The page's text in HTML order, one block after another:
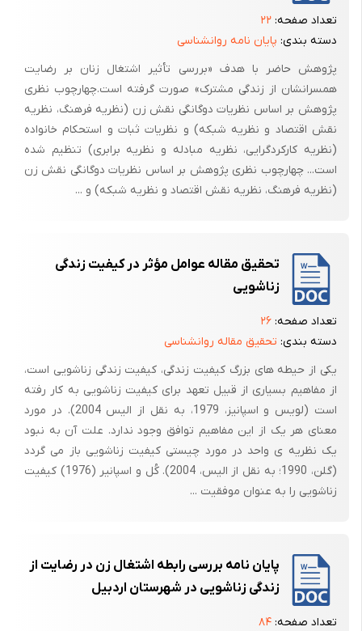
( اسلامی نسب ، 1373 )
بیان مسئله
خانواده با ازدواج دو نفر شروع می شود و به تدریج با تولد فرزندان گسترش
می یابد ؛ بنابراین ، اساس کارکردهای خانواده با نحوه ی سازگاری زوج ها شکل
می گیرد . سازگاری زوج ها نه تنها بر میزان رضایتمندی و احساس خوشبختی
برای رشد فرزندان به وجود می آید با توجه به اهمیت سازگاری زناشویی و
تعادل خانواده و جامعه بشر از دیر باز با این سؤال مواجه بوده است .
است عوامل مؤثر در سازگاری زناشویی است . زیرا این عوامل هر رفتاری را به
گونه ای دستخوش تغییر می کند . دانشمندان زیادی در این رابطه اندیشیده
زیستی خود ( مثل گرسنگی، تشنگی ، خستگی ، جنسی و غیره ) که عموماً ذاتی و
نا آموخته اند و مبنای وجود اشتراک انسان و حیوان نیز به شمار می روند ، نا
چار است یک رشته نیازهای اکتسابی را نیز که زاییده و حاصل زندگی دسته
جمعی است تأمین کند . این نیازهای اجتماعی انسان هستند که بر رفتار او
مسلط شده و بیشتر وقت و انرژی و فکر او را به خود مشغول می سازند . اگر
مسئله صرفاً سازگار شدن با نیازهای اولیه زیستی بود شاید روان شناسی
سازگاری به معنای خاص ، واجد ابعاد روانی – اجتماعی است و عبارت از توانایی
لذت بردن از روابط بین فردی ، پاداش برانگیز و کار کردن به گونه ای است که
هدفهای مشخص را ارضاء کند . در نتیجه فرآیند سازگاری تنش ناشی از جنبه
های تغییرپذیر زندگی کاهش یافته و شخص حالت تعادل می یابد .
تعداد صفحه: ۲۲
دسته بندی: پایان نامه روانشناسی
پژوهش حاضر با هدف «بررسی تأثیر اشتغال زنان بر رضایت
همسرانشان از زندگی مشترک» صورت گرفته است.چهارچوب نظری
پژوهش بر اساس نظریات دوگانگی نقش زن (نظریه فرهنگ، نظریه
نقش اقتصاد و نظریه شبکه) و نظریات ثبات و استحکام خانواده
(نظریه کارکردگرایی، نظریه مبادله و نظریه برابری) تنظیم شده
است... چهارچوب نظری پژوهش بر اساس نظریات دوگانگی نقش زن
(نظریه فرهنگ، نظریه نقش اقتصاد و نظریه شبکه) و ...
تحقیق مقاله عوامل مؤثر در کیفیت زندگی
زناشویی
تعداد صفحه: ۲۶
دسته بندی: تحقیق مقاله روانشناسی
یکی از حیطه های بزرگ کیفیت زندگی، کیفیت زندگی زناشویی است،
از مفاهیم بسیاری از قبیل تعهد برای کیفیت زناشویی به کار رفته
است (لویس و اسپانیز، 1979، به نقل از الیس 2004). در مورد
معنای هر یک از این مفاهیم توافق وجود ندارد. علت آن به نبود
یک نظریه ی واحد در مورد چیستی کیفیت زناشویی باز می گردد
(گلن، 1990؛ به نقل از الیس، 2004). کُل و اسپانیر (1976) کیفیت
زناشویی را به عنوان موفقیت ...
پایان نامه بررسی رابطه اشتغال زن در رضایت از
زندگی زناشویی در شهرستان اردبیل
تعداد صفحه: ۸۴